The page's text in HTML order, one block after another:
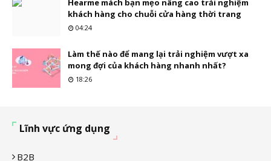
Hearme mách bạn mẹo nâng cao trải nghiệm
khách hàng cho chuỗi cửa hàng thời trang
04:24
Làm thế nào để mang lại trải nghiệm vượt xa
mong đợi của khách hàng nhanh nhất?
18:26
Lĩnh vực ứng dụng
B2B